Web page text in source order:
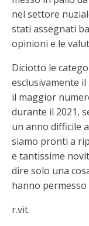
nel settore
stati assegnati
opinioni e le
Diciotto le
esclusivamente
il maggior
durante il 2021,
un anno difficile
siamo pronti a
e tantissime
dire solo una
hanno
r.vit.